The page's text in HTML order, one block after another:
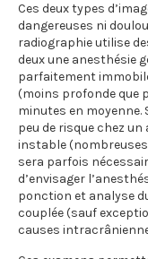
Ces deux types
dangereuses ni
radiographie utilise
deux une anesthésie
parfaitement
(moins profonde que
minutes en moyenne.
peu de risque chez
instable
sera parfois
d’envisager
ponction et analyse
couplée (sauf
causes